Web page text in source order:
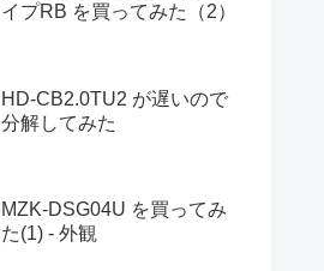
イプRB を買ってみた（2）
HD-CB2.0TU2 が遅いので
分解してみた
MZK-DSG04U を買ってみ
た(1) - 外観